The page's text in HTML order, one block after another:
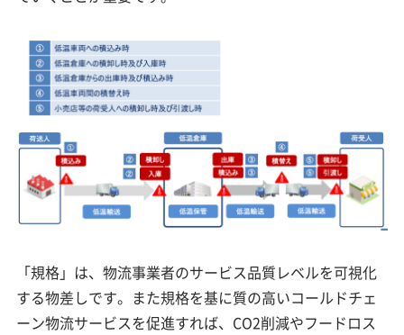
「規格」は、物流事業者のサービス品質レベルを可視化
する物差しです。また規格を基に質の高いコールドチェ
ーン物流サービスを促進すれば、CO2削減やフードロス